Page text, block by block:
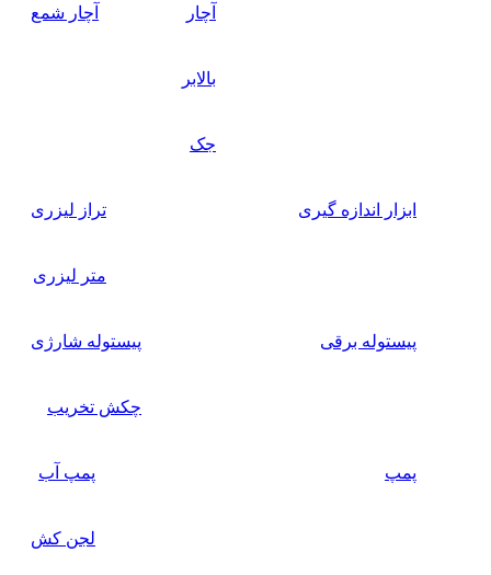
آچار آچار شمع
بالابر
جک
ابزار اندازه گیری تراز لیزری
متر لیزری
پیستوله برقی پیستوله شارژی
چکش تخریب
پمپ پمپ آب
لجن کش